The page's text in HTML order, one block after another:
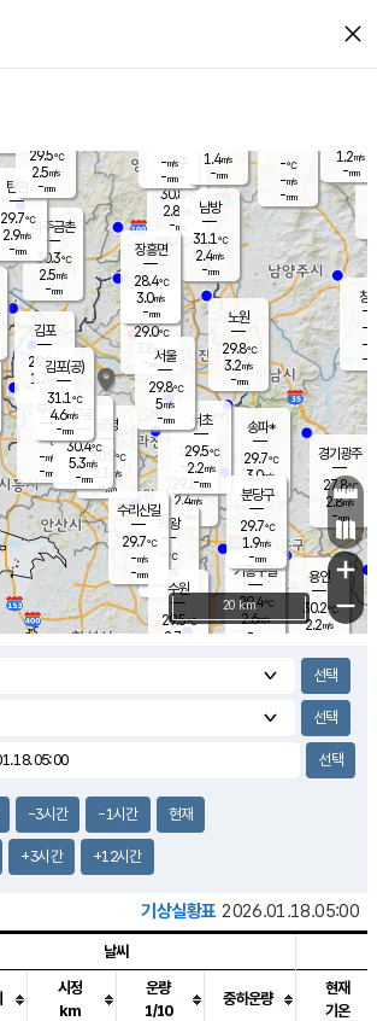
close
양주
30.8℃
2.8
-mm
과천
29.1℃
2.4m/s
- mm
용인
30.2℃
2.2m/s
경기광주
27.8℃
2.8m/s
-mm
3.1m/s
파주금촌
30.3℃
2.5m/s
-mm
-℃
-m/s
-mm
창
-
-m/
-
탄현
29.7℃
2.9m/s
-mm
1.2m/s
-mm
의왕
- ℃
m/s
mm
김포
29.8℃
1.2 m/s
mm
광명
30.9 ℃
2.1 m/s
-mm
부천
-℃
-m/s
-mm
구로
30.4℃
5.3m/s
-mm
은평
29.0℃
3.8 m/s
- mm
노원
29.8℃
3.2m/s
-mm
송파*
29.7℃
3.0m/s
-mm
서초
29.5℃
2.2m/s
-mm
남방
31.1℃
2.4m/s
-mm
기흥구갈
29.4℃
2.6m/s
-
수리산길
29.7℃
-m/s
-mm
분당구
29.7℃
1.9m/s
-mm
장흥면
28.4℃
3.0m/s
-mm
-m/s
-mm
김포(공)
31.1℃
4.6m/s
-mm
수원
29.5℃
2.7 m/s
서울
29.8℃
5m/s
-mm
29.5℃
2.5m/s
-mm
1.4m/s
-mm
+
−
20 km
-3시간 -1시간 현재
+3시간 +12시간
기상실황표 2026.01.18.05:00
날씨
시정
km
운량
1/10
중하운량
현재
기온